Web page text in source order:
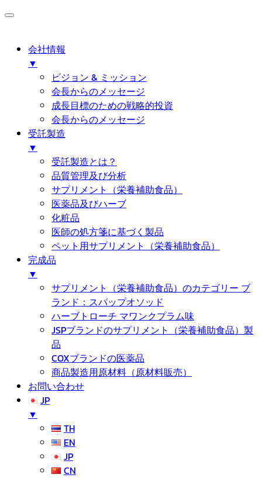
会社情報
▼
ビジョン & ミッション
会長からのメッセージ
成長目標のための戦略的投資
会長からのメッセージ
受託製造
▼
受託製造とは？
品質管理及び分析
サプリメント（栄養補助食品）
医薬品及びハーブ
化粧品
医師の処方箋に基づく製品
ペット用サプリメント（栄養補助食品）
完成品
▼
サプリメント（栄養補助食品）のカテゴリー ブ
ランド：スパップオソッド
ハーブトローチ マワンクプラム味
JSPブランドのサプリメント（栄養補助食品）製
品
COXブランドの医薬品
商品製造用原材料（原材料販売）
お問い合わせ
JP
▼
TH
EN
JP
CN